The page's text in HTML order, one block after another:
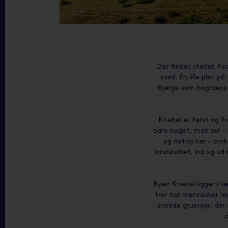
Der findes steder,
sted. En lille plet
Bjerge som
Knebel er først og
bare noget, man ser
og netop her –
landskabet, ind og ud
Byen Knebel ligger i
Her har mennesker
snoede grusveje,